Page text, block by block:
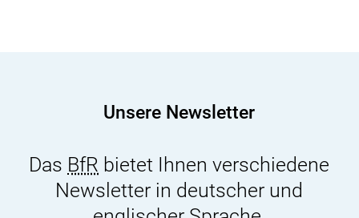
Unsere Newsletter
Das BfR bietet Ihnen verschiedene
Newsletter in deutscher und